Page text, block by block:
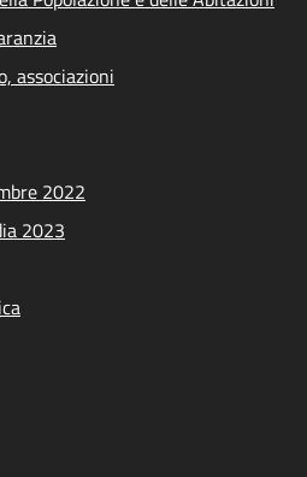
associazioni
2022
2023